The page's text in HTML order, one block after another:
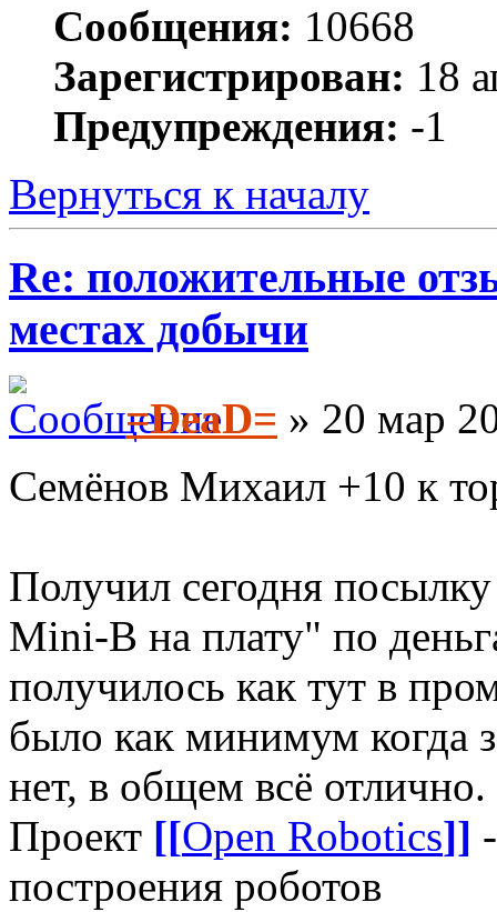
Сообщения: 10668
Зарегистрирован: 18
Предупреждения: -1
Вернуться к началу
Re: положительные
местах добычи
=DeaD= » 20 мар
Семёнов Михаил +10 к
Получил сегодня
Mini-B на плату" по
получилось как тут в
было как минимум когда
нет, в общем всё отлично.
Проект [[Open Robotics]]
построения роботов